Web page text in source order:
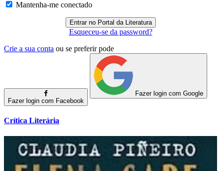
Mantenha-me conectado
Esqueceu-se da password?
Crie a sua conta ou se preferir pode
Fazer login com Facebook
Fazer login com Google
Crítica Literária